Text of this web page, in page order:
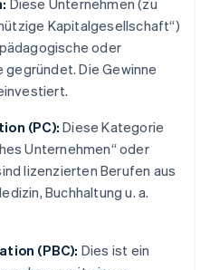
Diese Unternehmen (zu
Kapitalgesellschaft“)
oder
Die Gewinne
(PC): Diese Kategorie
Unternehmen“ oder
lizenzierten Berufen aus
Buchhaltung u. a.
(PBC): Dies ist ein